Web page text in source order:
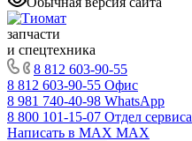
запчасти
и спецтехника
8 812 603-90-55
8 812 603-90-55 Офис
8 981 740-40-98 WhatsApp
8 800 101-15-07 Отдел сервиса
Написать в MAX MAX